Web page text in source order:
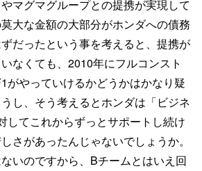
マグマグループとの提携が実現して
大な金額の大部分がホンダへの債務
だったという事を考えると、提携が
なくても、2010年にフルコンスト
がやっていけるかどうかはかなり疑
し、そう考えるとホンダは「ビジネ
してこれからずっとサポートし続け
さがあったんじゃないでしょうか。
いのですから、Bチームとはいえ回